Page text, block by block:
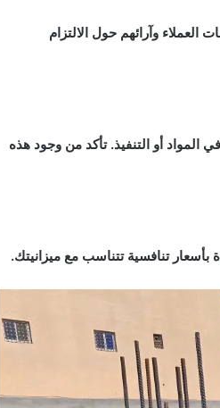
العملاء وآرائهم حول الالتزام
أو التنفيذ. تأكد من وجود هذه
تنافسية تتناسب مع ميزانيتك.